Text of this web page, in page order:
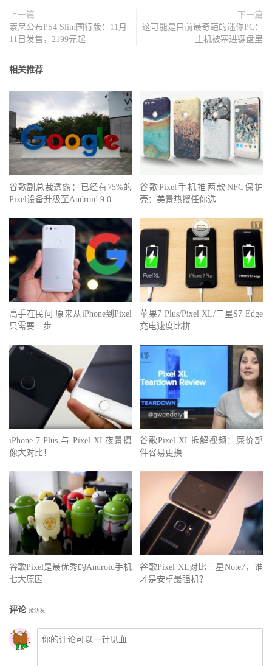
上一篇
索尼公布PS4 Slim国行版：11月
11日发售，2199元起
下一篇
这可能是目前最奇葩的迷你PC：
主机被塞进键盘里
相关推荐
谷歌副总裁透露：已经有75%的
Pixel设备升级至Android 9.0
谷歌Pixel手机推两款NFC保护
壳：美景热搜任你选
高手在民间 原来从iPhone到Pixel
只需要三步
苹果7 Plus/Pixel XL/三星S7 Edge
充电速度比拼
iPhone 7 Plus 与 Pixel XL夜景摄
像大对比！
谷歌Pixel XL拆解视频：廉价部
件容易更换
谷歌Pixel是最优秀的Android手机
七大原因
谷歌Pixel XL对比三星Note7，谁
才是安卓最强机？
评论 抢沙发